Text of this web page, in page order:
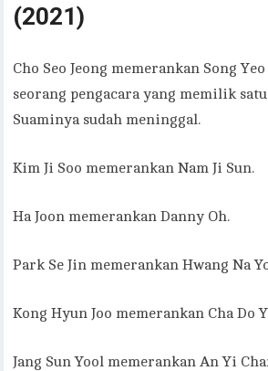
(2021)
Cho Seo Jeong memerankan Song
seorang pengacara yang memilik
Suaminya sudah meninggal.
Kim Ji Soo memerankan Nam Ji Sun.
Ha Joon memerankan Danny Oh.
Park Se Jin memerankan Hwang Na
Kong Hyun Joo memerankan Cha Do
Jang Sun Yool memerankan An Yi